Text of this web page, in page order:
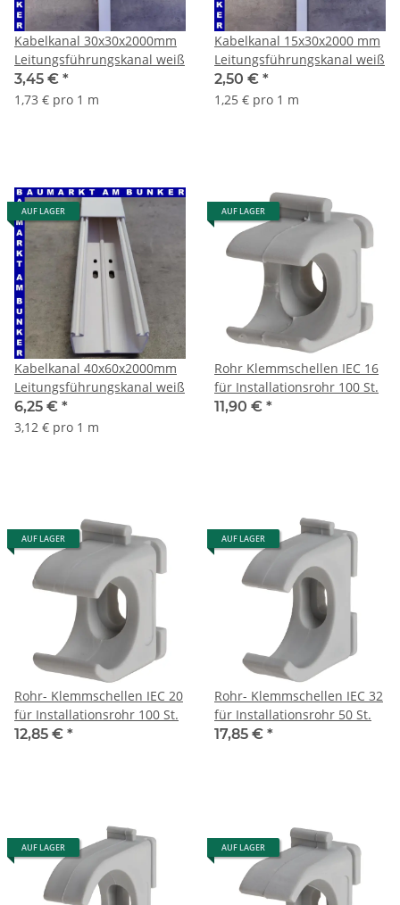
Kabelkanal 30x30x2000mm
Leitungsführungskanal weiß
3,45 € *
1,73 € pro 1 m
Kabelkanal 15x30x2000 mm
Leitungsführungskanal weiß
2,50 € *
1,25 € pro 1 m
AUF LAGER
Kabelkanal 40x60x2000mm
Leitungsführungskanal weiß
6,25 € *
3,12 € pro 1 m
AUF LAGER
Rohr Klemmschellen IEC 16
für Installationsrohr 100 St.
11,90 € *
AUF LAGER
Rohr- Klemmschellen IEC 20
für Installationsrohr 100 St.
12,85 € *
AUF LAGER
Rohr- Klemmschellen IEC 32
für Installationsrohr 50 St.
17,85 € *
AUF LAGER AUF LAGER